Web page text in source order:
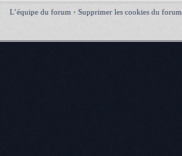
L’équipe du forum • Supprimer les cookies du forum